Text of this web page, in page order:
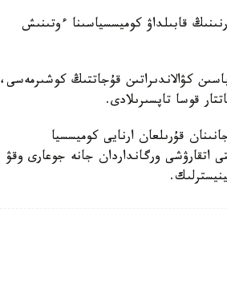
قابىلداۋ كوميسسياسىنا ءوتىنىش
كۋالاندىراتىن قۇجاتتىڭ كوشىرمەسى،
قوسا تاپسىرىلادى.
قۇرىلعان ارنايى كوميسسيا
اتقارۋشى ورگانداردان جانە جوعارى وقۋ